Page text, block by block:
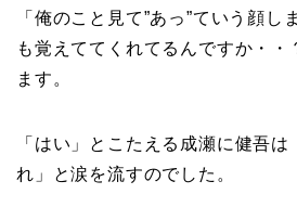
「俺のこと見て”あっ”ていう顔し
も覚えててくれてるんですか・・
ます。
「はい」とこたえる成瀬に健吾
れ」と涙を流すのでした。